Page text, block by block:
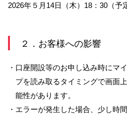
（たいこうNaviをご利用のお客
これより先のページは、ウェルスナビ株式会社が
す。
法人のお客さ
2026年５月14日（木）18：30（予
２．お客様への影響
・口座開設等のお申し込み時にマ
プを読み取るタイミングで画面
能性があります。
・エラーが発生した場合、少し時